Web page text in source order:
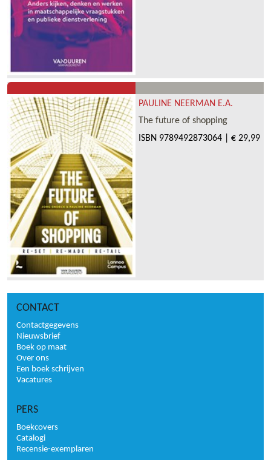
PAULINE NEERMAN E.A.
The future of shopping
ISBN 9789492873064 € 29,99
CONTACT
Contactgegevens
Nieuwsbrief
Boek op maat
Over ons
Een boek schrijven
Vacatures
PERS
Boekcovers
Catalogi
Recensie-exemplaren